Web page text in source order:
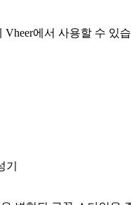
Vheer에서 사용할 수 있
기